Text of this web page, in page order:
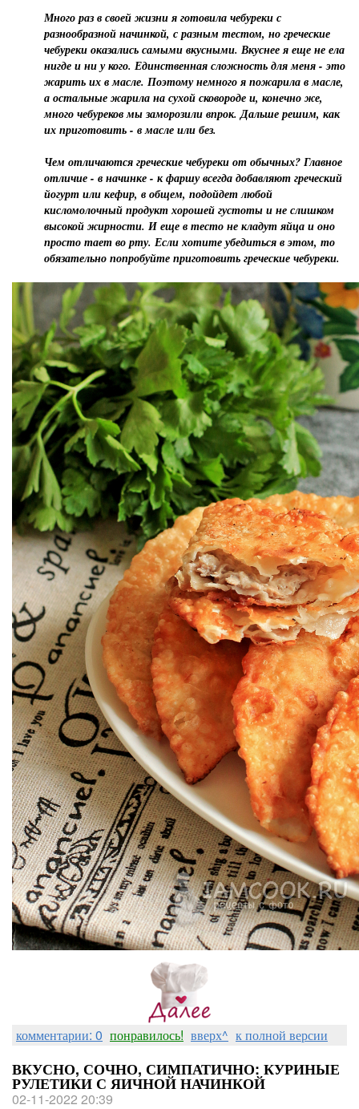
Много раз в своей жизни я готовила чебуреки с
разнообразной начинкой, с разным тестом, но греческие
чебуреки оказались самыми вкусными. Вкуснее я еще не ела
нигде и ни у кого. Единственная сложность для меня - это
жарить их в масле. Поэтому немного я пожарила в масле,
а остальные жарила на сухой сковороде и, конечно же,
много чебуреков мы заморозили впрок. Дальше решим, как
их приготовить - в масле или без.
Чем отличаются греческие чебуреки от обычных? Главное
отличие - в начинке - к фаршу всегда добавляют греческий
йогурт или кефир, в общем, подойдет любой
кисломолочный продукт хорошей густоты и не слишком
высокой жирности. И еще в тесто не кладут яйца и оно
просто тает во рту. Если хотите убедиться в этом, то
обязательно попробуйте приготовить греческие чебуреки.
комментарии: 0 понравилось! вверх^ к полной версии
ВКУСНО, СОЧНО, СИМПАТИЧНО: КУРИНЫЕ
РУЛЕТИКИ С ЯИЧНОЙ НАЧИНКОЙ
02-11-2022 20:39